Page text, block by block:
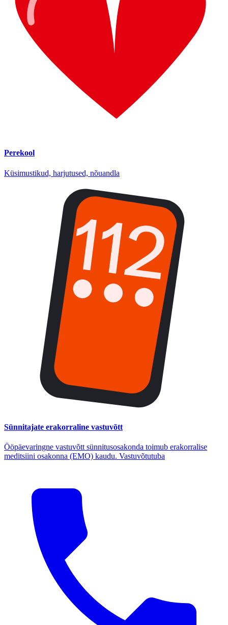
Perekool
Küsimustikud, harjutused, nõuandla
Sünnitajate erakorraline vastuvõtt
Ööpäevaringne vastuvõtt sünnitusosakonda toimub erakorralise
meditsiini osakonna (EMO) kaudu. Vastuvõtutuba